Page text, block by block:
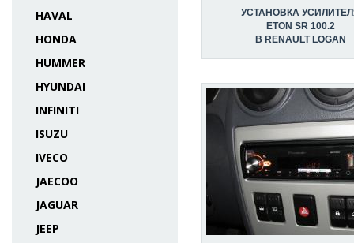
HAVAL
HONDA
HUMMER
HYUNDAI
INFINITI
ISUZU
IVECO
JAECOO
JAGUAR
JEEP
УСТАНОВКА
ETON SR 100.2
В RENAULT LOGAN